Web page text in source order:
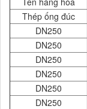
Thép ống đúc
DN250
DN250
DN250
DN250
DN250
DN250